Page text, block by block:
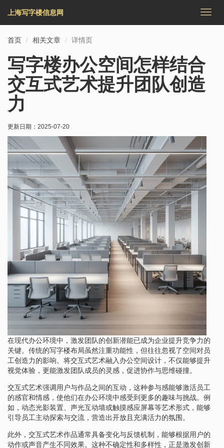
切
上海写字楼信息网
首页 相关文章 详情页
写字楼办公空间怎样结合
交互式艺术提升团队创造
力
更新日期： 2025-07-20
在现代办公环境中，激发团队的创新潜能已成为企业提升竞争力的
关键。传统的写字楼布局虽然注重功能性，但往往忽视了空间对员
工创造力的影响。将交互式艺术融入办公空间设计，不仅能够提升
视觉体验，更能激发团队成员的灵感，促进协作与思维碰撞。
交互式艺术强调用户与作品之间的互动，这种参与感能够激活员工
的感官和情感，使他们在办公环境中感受到更多的趣味与挑战。例
如，动态光影装置、声光互动墙或触摸感应屏幕等艺术形式，能够
引导员工主动探索与交流，营造出开放且充满活力的氛围。
此外，交互式艺术作品通常具备变化与反馈机制，能够根据用户的
动作或声音产生不同效果。这种不确定性和多样性，正是激发创新